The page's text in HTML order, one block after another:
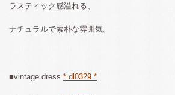
ラスティック感溢れる、
ナチュラルで素朴な雰囲気。
■vintage dress * dl0329 *